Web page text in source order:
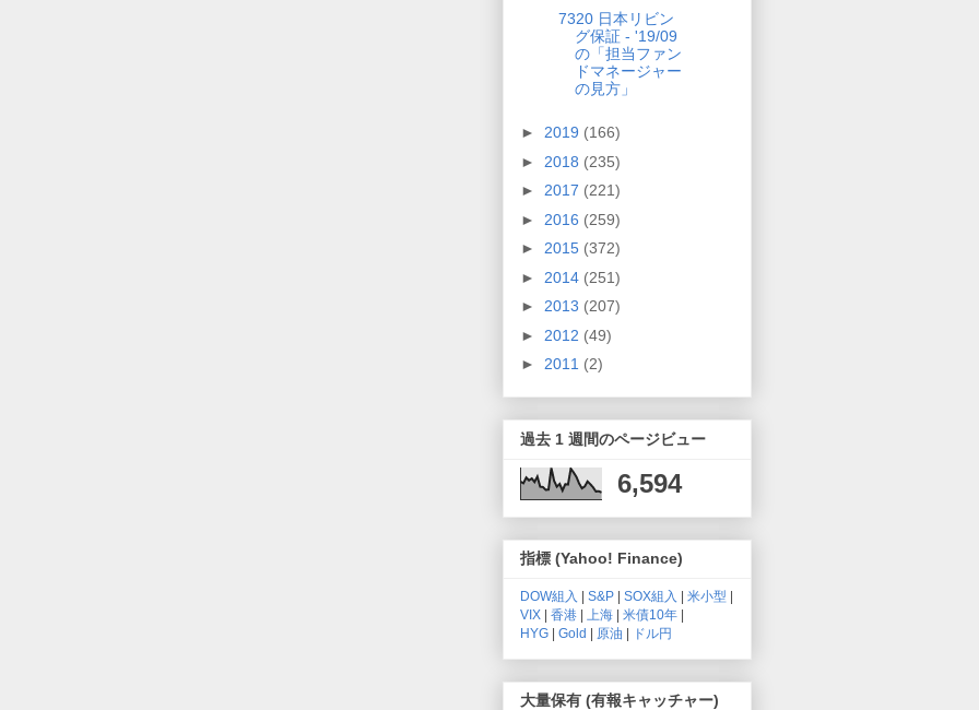
7320 日本リビン
グ保証 - '19/09
の「担当ファン
ドマネージャー
の見方」
► 2019 (166)
► 2018 (235)
► 2017 (221)
► 2016 (259)
► 2015 (372)
► 2014 (251)
► 2013 (207)
► 2012 (49)
► 2011 (2)
過去 1 週間のページビュー
6,594
指標 (Yahoo! Finance)
DOW組入 | S&P | SOX組入 | 米小型 |
VIX | 香港 | 上海 | 米債10年 |
HYG | Gold | 原油 | ドル円
大量保有 (有報キャッチャー)